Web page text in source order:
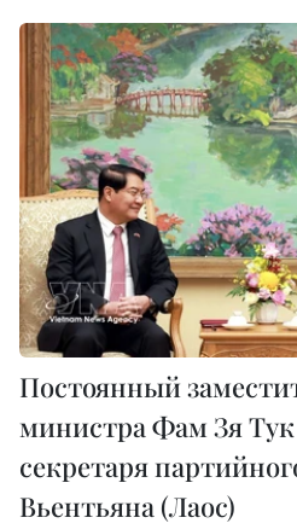
Постоянный
министра Фам Зя
секретаря
Вьентьяна (Лаос)